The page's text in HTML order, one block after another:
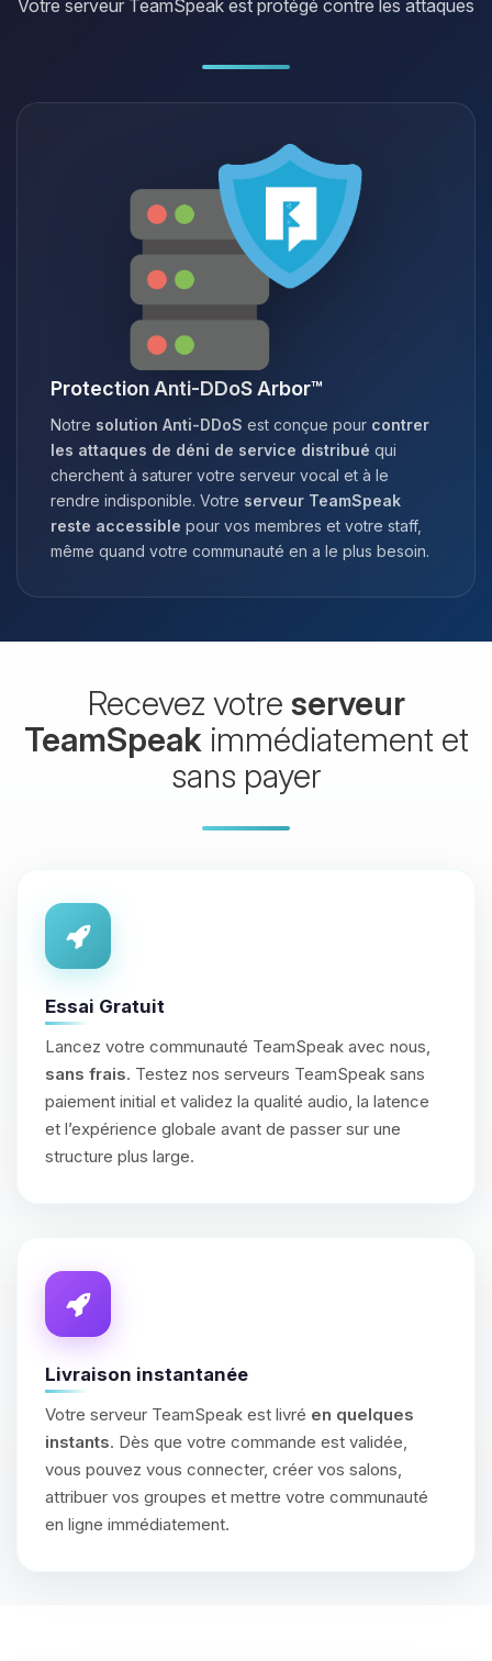
Votre serveur TeamSpeak est protégé contre les attaques
Protection Anti-DDoS Arbor™
Notre solution Anti-DDoS est conçue pour contrer
les attaques de déni de service distribué qui
cherchent à saturer votre serveur vocal et à le
rendre indisponible. Votre serveur TeamSpeak
reste accessible pour vos membres et votre staff,
même quand votre communauté en a le plus besoin.
Recevez votre serveur
TeamSpeak immédiatement et
sans payer
Essai Gratuit
Lancez votre communauté TeamSpeak avec nous,
sans frais. Testez nos serveurs TeamSpeak sans
paiement initial et validez la qualité audio, la latence
et l’expérience globale avant de passer sur une
structure plus large.
Livraison instantanée
Votre serveur TeamSpeak est livré en quelques
instants. Dès que votre commande est validée,
vous pouvez vous connecter, créer vos salons,
attribuer vos groupes et mettre votre communauté
en ligne immédiatement.